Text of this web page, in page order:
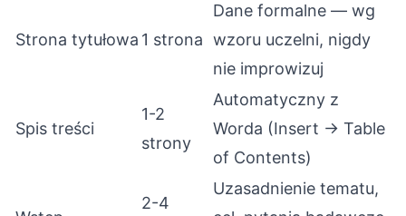
Strona tytułowa 1 strona
Dane formalne — wg
wzoru uczelni, nigdy
nie improwizuj
Spis treści
1-2
strony
Automatyczny z
Worda (Insert → Table
of Contents)
2-4
Uzasadnienie tematu,